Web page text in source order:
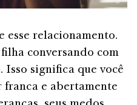
esse relacionamento.
conversando com
Isso significa que você
franca e abertamente